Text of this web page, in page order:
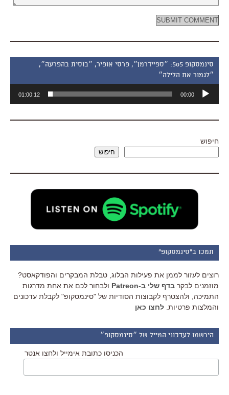
סינמסקופ 505: ״ספיידרמן״, פרסי אופיר, ״בוסית בהפרעה״,
״לגמור את הלילה״
אודיו
00:00
01:00:12
חיפוש
חיפוש
תמכו ב"סינמסקופ"
רוצים לעזור לממן את פעילות הבלוג, טבלת המבקרים והפודקאסט?
מוזמנים לבקר בדף שלי ב-Patreon
ולבחור לכם את אחת מדרגות
התמיכה, ולהצטרף לקבוצות הסודיות של "סינמסקופ" לקבלת עדכונים
והמלצות פרטיות. לחצו כאן
הירשמו לעדכוני המייל של ״סינמסקופ״
הכניסו כתובת אימייל ולחצו אנטר